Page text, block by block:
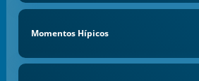
Momentos Hípicos